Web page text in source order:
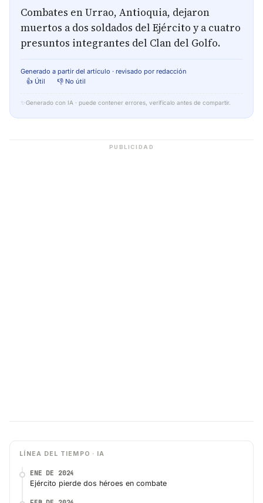
Combates en Urrao, Antioquia, dejaron
muertos a dos soldados del Ejército y a cuatro
presuntos integrantes del Clan del Golfo.
Generado a partir del artículo · revisado por redacción
👍 Útil
👎 No útil
✨ Generado con IA · puede contener errores, verifícalo antes de compartir.
PUBLICIDAD
LÍNEA DEL TIEMPO · IA
ENE DE 2024
Ejército pierde dos héroes en combate